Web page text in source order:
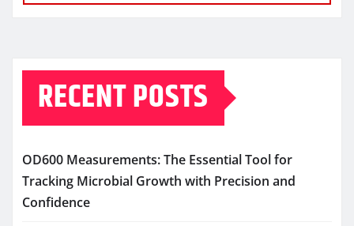
RECENT POSTS
OD600 Measurements: The Essential Tool for
Tracking Microbial Growth with Precision and
Confidence